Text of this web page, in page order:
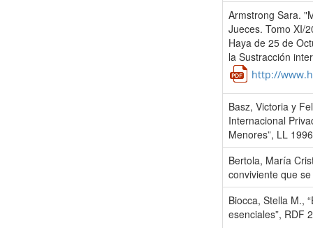
Armstrong Sara.
Jueces. Tomo XI/
Haya de 25 de
la Sustracción
http://
Basz, Victoria y
Internacional
Menores”, LL
Bertola, María
conviviente que
Biocca, Stella M.,
esenciales”, RDF